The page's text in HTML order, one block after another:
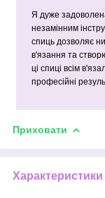
Я дуже
незамінним
спиць дозволяє
в'язання та
ці спиці всім
професійні
Приховати
Характеристики